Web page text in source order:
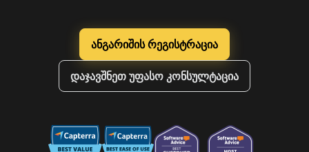
ანგარიშის რეგისტრაცია
დაჯავშნეთ უფასო კონსულტაცია